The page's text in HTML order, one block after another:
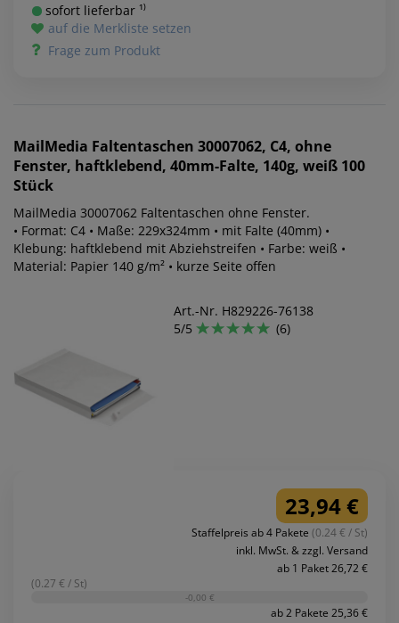
sofort lieferbar ¹⁾
auf die Merkliste setzen
Frage zum Produkt
MailMedia Faltentaschen 30007062, C4, ohne
Fenster, haftklebend, 40mm-Falte, 140g, weiß 100
Stück
MailMedia 30007062 Faltentaschen ohne Fenster.
• Format: C4 • Maße: 229x324mm • mit Falte (40mm) •
Klebung: haftklebend mit Abziehstreifen • Farbe: weiß •
Material: Papier 140 g/m² • kurze Seite offen
Art.-Nr. H829226-76138
5/5
(6)
23,94 €
Staffelpreis ab 4 Pakete (0.24 € / St)
inkl. MwSt. & zzgl. Versand
ab 1 Paket 26,72 €
(0.27 € / St)
-0,00 €
ab 2 Pakete 25,36 €